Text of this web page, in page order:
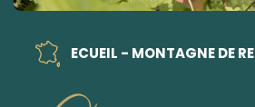
ECUEIL - MONTAGNE DE